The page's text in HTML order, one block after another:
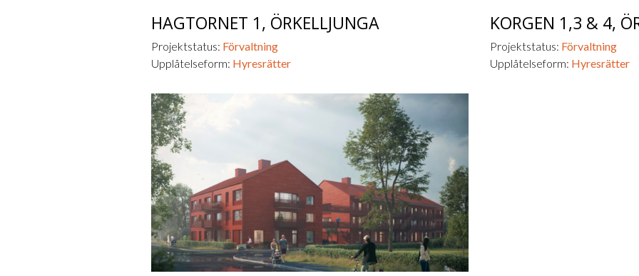
HAGTORNET 1, ÖRKELLJUNGA
Projektstatus: Förvaltning
Upplåtelseform: Hyresrätter
KORGEN 1,3 & 4,
Projektstatus: Förvaltning
Upplåtelseform: Hyresrätter